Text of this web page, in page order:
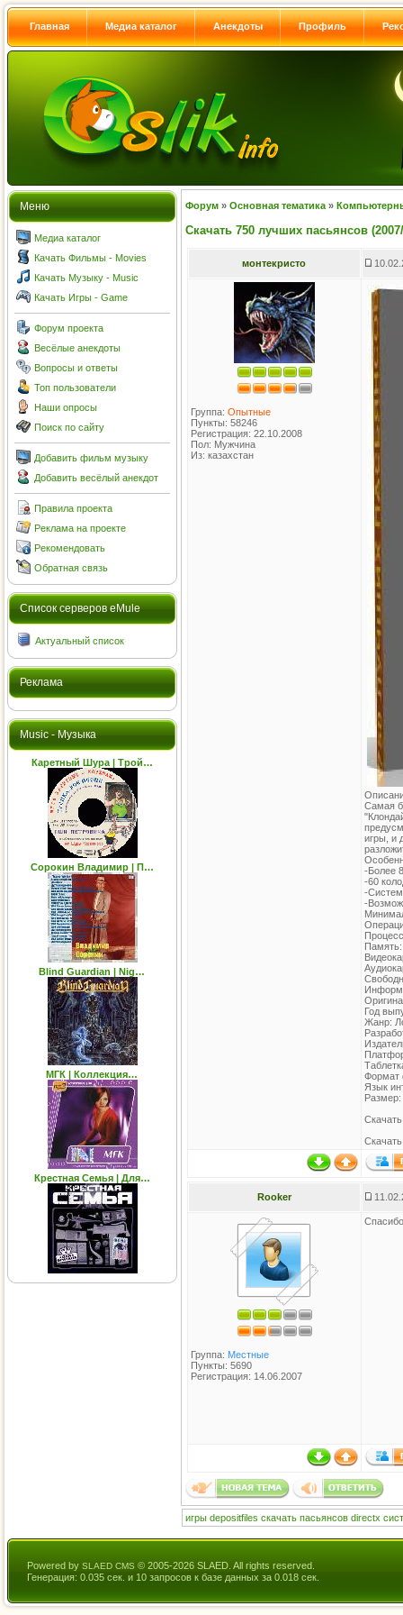
Главная Медиа каталог Анекдоты Профиль
Меню
Медиа каталог
Качать Фильмы - Movies
Качать Музыку - Music
Качать Игры - Game
Форум проекта
Весёлые анекдоты
Вопросы и ответы
Топ пользователи
Наши опросы
Поиск по сайту
Добавить фильм музыку
Добавить весёлый анекдот
Правила проекта
Реклама на проекте
Рекомендовать
Обратная связь
Cписок серверов eMule
Актуальный список
Реклама
Music - Музыка
Каретный Шура | Трой…
Сорокин Владимир | П…
Blind Guardian | Nig…
МГК | Коллекция…
Крестная Семья | Для…
Форум » Основная тематика »
Скачать 750 лучших пасьянсов
монтекристо
Группа: Опытные
Пункты: 58246
Регистрация: 22.10.2008
Пол: Мужчина
Из: казахстан
Самая
игры, и
-Более
-60
-
-
Год
Жанр:
Формат
Язык
Размер:
Rooker
Группа: Местные
Пункты: 5690
Регистрация: 14.06.2007
игры depositfiles скачать пасьянсов directx
Powered by SLAED CMS © 2005-2026 SLAED. All rights reserved.
Генерация: 0.035 сек. и 10 запросов к базе данных за 0.018 сек.